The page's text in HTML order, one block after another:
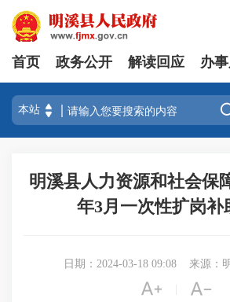
首页 政务公开 解读回应 办
明溪县人力资源和社会保
年3月一次性扩岗补
日期：2024-03-18 09:08 来源：
 